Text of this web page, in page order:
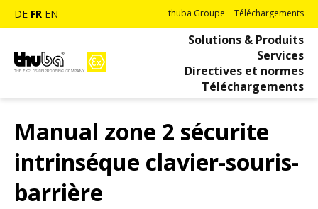
DE FR EN thuba Groupe Téléchargements
Solutions & Produits
Services
Directives et normes
Téléchargements
Manual zone 2 sécurite
intrinséque clavier-souris-
barrière